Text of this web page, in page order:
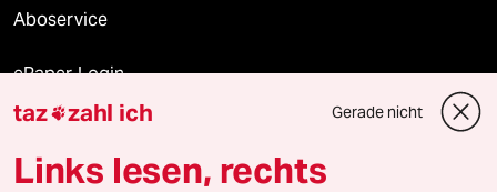
Aboservice
ePaper Login
Downloads für Abonnierende
taz zahl ich Gerade nicht
Links lesen, rechts